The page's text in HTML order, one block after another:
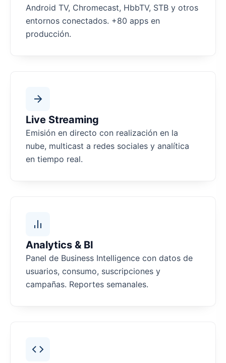
Android TV, Chromecast, HbbTV, STB y otros
entornos conectados. +80 apps en
producción.
Live Streaming
Emisión en directo con realización en la
nube, multicast a redes sociales y analítica
en tiempo real.
Analytics & BI
Panel de Business Intelligence con datos de
usuarios, consumo, suscripciones y
campañas. Reportes semanales.